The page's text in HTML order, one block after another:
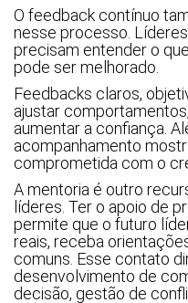
O feedback contínuo
nesse processo.
precisam entender o
pode ser melhorado.
Feedbacks claros,
ajustar
aumentar a confiança.
acompanhamento
comprometida com o
A mentoria é outro
líderes. Ter o apoio de
permite que o futuro
reais, receba
comuns. Esse contato
desenvolvimento de
decisão, gestão de